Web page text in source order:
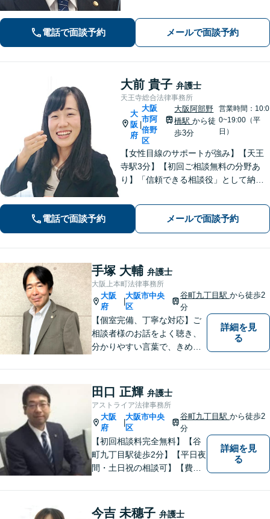
題】不貞の慰謝料請求、離婚協議・調
停、熟年離婚に対応。お一人で悩まず
ご相談ください。【夜間休日対応可】
電話で面談予約 メールで面談予約
大前 貴子 弁護士
天王寺総合法律事務所
大
阪
府
大阪
市阿
倍野
区
大阪阿部野
橋駅から徒
歩3分
営業時間：10:0
0~19:00（平
日）
【女性目線のサポートが強み】【天王
寺駅3分】【初回ご相談無料の分野あ
り】「信頼できる相談役」として納得
問題】安心して相談できる環境・関係
づくりを心がけます【借金・債務整
理】経済状況に応じて適切な解決策を
ご提案します
電話で面談予約 メールで面談予約
手塚 大輔 弁護士
大阪上本町法律事務所
大阪
府
|
大阪市中央
区
谷町九丁目駅から徒歩2
分
【個室完備、丁寧な対応】ご
相談者様のお話をよく聴き、
分かりやすい言葉で、きめ細
ております。相談にお越しい
ただいた方々が安心して落ち
着いてお話することができる
よう、完全個室をご準備して
おります。どうぞお気軽にご
相談ください。
詳細を見
る
田口 正輝 弁護士
アストライア法律事務所
大阪
府
|
大阪市中央
区
谷町九丁目駅から徒歩2
分
【初回相談料完全無料】【谷
町九丁目駅徒歩2分】【平日夜
間・土日祝の相談可】【費用
いたします。
詳細を見
る
今吉 未穗子 弁護士